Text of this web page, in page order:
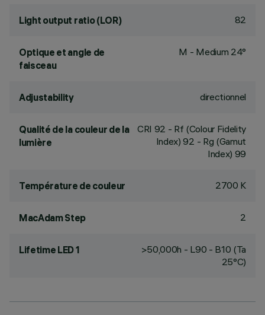
Light output ratio (LOR) 82
Optique et angle de
faisceau
M - Medium 24°
Adjustability directionnel
Qualité de la couleur de la
lumière
CRI 92 - Rf (Colour Fidelity
Index) 92 - Rg (Gamut
Index) 99
Température de couleur 2700 K
MacAdam Step 2
Lifetime LED 1
>50,000h - L90 - B10 (Ta
25°C)